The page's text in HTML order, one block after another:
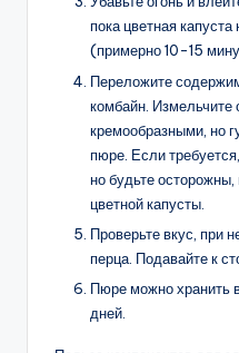
пока цветная
(примерно 10-15
Переложите
комбайн. Измельчите
кремообразными, но
пюре. Если
но будьте осторожны,
цветной капусты.
Проверьте вкус, при
перца. Подавайте к
Пюре можно хранить
дней.